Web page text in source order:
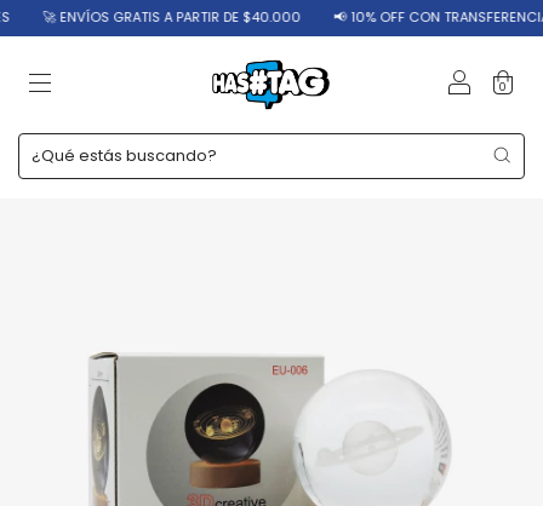
🚀 ENVÍOS GRATIS A PARTIR DE $40.000 📢 10% OFF CON TRANSFERENCIA
0